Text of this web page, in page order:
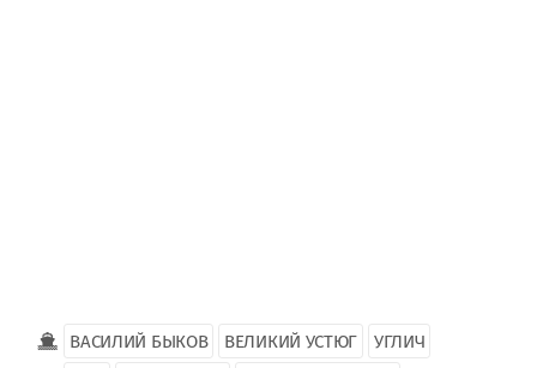
ВАСИЛИЙ БЫКОВ ВЕЛИКИЙ УСТЮГ
УГЛИЧ